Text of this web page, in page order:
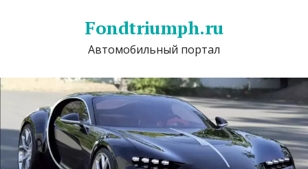
Fondtriumph.ru
Автомобильный портал